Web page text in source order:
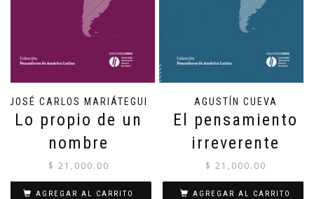
JOSÉ CARLOS MARIÁTEGUI
Lo propio de un
nombre
$ 21,000.00
AGREGAR AL CARRITO
AGUSTÍN CUEVA
El pensamiento
irreverente
$ 21,000.00
AGREGAR AL CARRITO